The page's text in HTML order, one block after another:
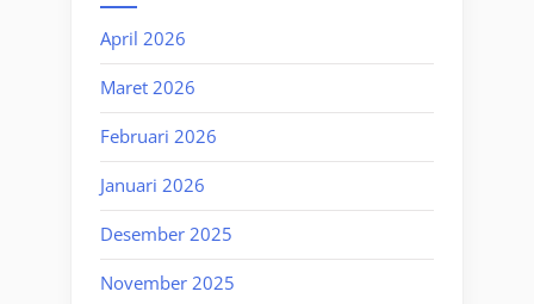
April 2026
Maret 2026
Februari 2026
Januari 2026
Desember 2025
November 2025